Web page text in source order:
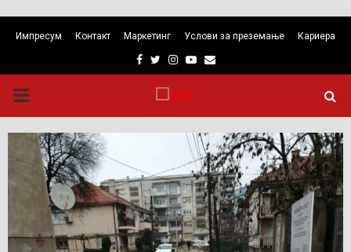
Импресум Контакт Маркетинг Услови за преземање Кариера
Facebook
TwitterInstagram
Youtube
Email
PRIMARY
MENU